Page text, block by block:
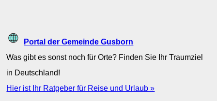
Portal der Gemeinde Gusborn
Was gibt es sonst noch für Orte? Finden Sie Ihr Traumziel
in Deutschland!
Hier ist Ihr Ratgeber für Reise und Urlaub »